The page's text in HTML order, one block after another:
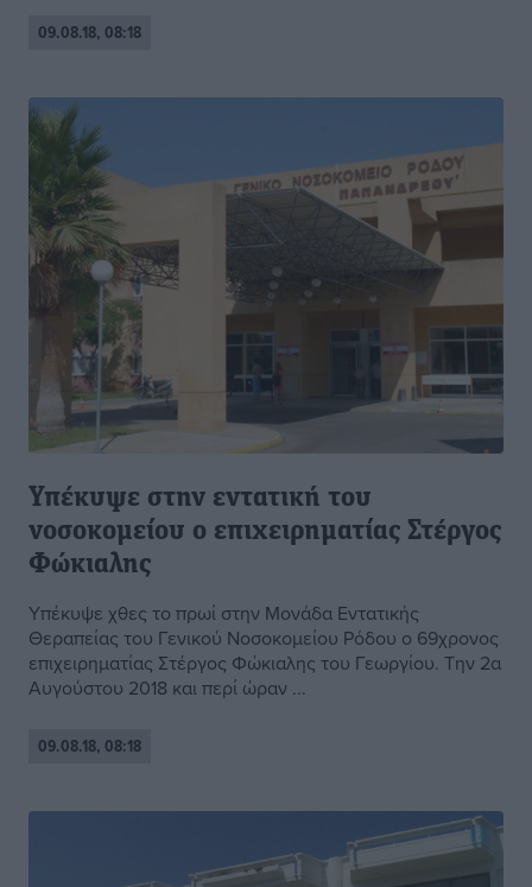
09.08.18, 08:18
Υπέκυψε στην εντατική του
νοσοκομείου ο επιχειρηματίας Στέργος
Φώκιαλης
Υπέκυψε χθες το πρωί στην Μονάδα Εντατικής
Θεραπείας του Γενικού Νοσοκομείου Ρόδου ο 69χρονος
επιχειρηματίας Στέργος Φώκιαλης του Γεωργίου. Την 2α
Αυγούστου 2018 και περί ώραν ...
09.08.18, 08:18